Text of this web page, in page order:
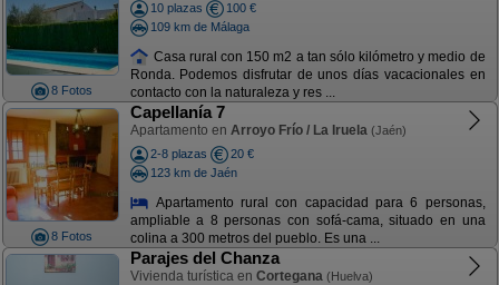
8 Fotos
10 plazas
100 €
109 km de Málaga
Casa rural con 150 m2 a tan sólo kilómetro y medio de
Ronda. Podemos disfrutar de unos días vacacionales en
contacto con la naturaleza y res ...
8 Fotos
Capellanía 7
Apartamento en Arroyo Frío / La Iruela (Jaén)
2-8 plazas
20 €
123 km de Jaén
Apartamento rural con capacidad para 6 personas,
ampliable a 8 personas con sofá-cama, situado en una
colina a 300 metros del pueblo. Es una ...
Parajes del Chanza
Vivienda turística en Cortegana (Huelva)